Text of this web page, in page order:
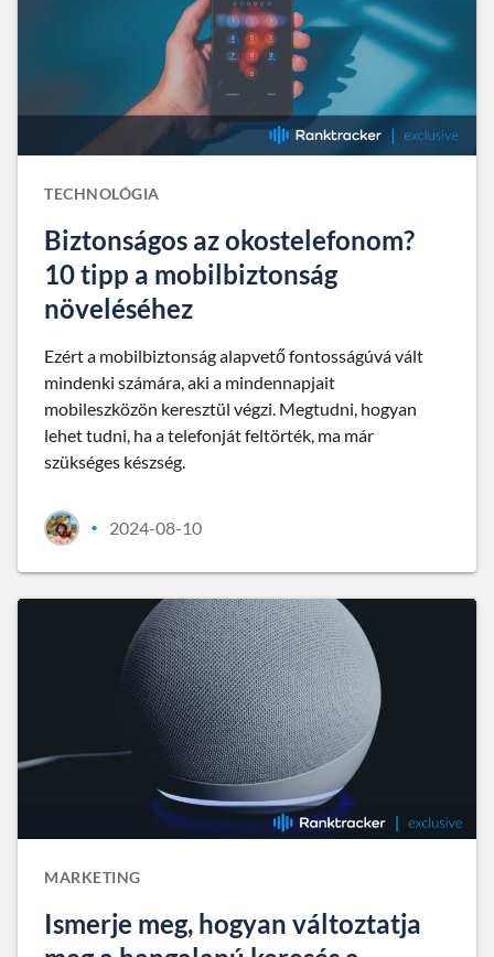
TECHNOLÓGIA
Biztonságos az okostelefonom?
10 tipp a mobilbiztonság
növeléséhez
Ezért a mobilbiztonság alapvető fontosságúvá vált
mindenki számára, aki a mindennapjait
mobileszközön keresztül végzi. Megtudni, hogyan
lehet tudni, ha a telefonját feltörték, ma már
szükséges készség.
• 2024-08-10
MARKETING
Ismerje meg, hogyan változtatja